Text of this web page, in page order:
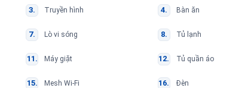
Truyền hình Bàn ăn
Lò vi sóng Tủ lạnh
Máy giặt Tủ quần áo
Mesh Wi-Fi Đèn